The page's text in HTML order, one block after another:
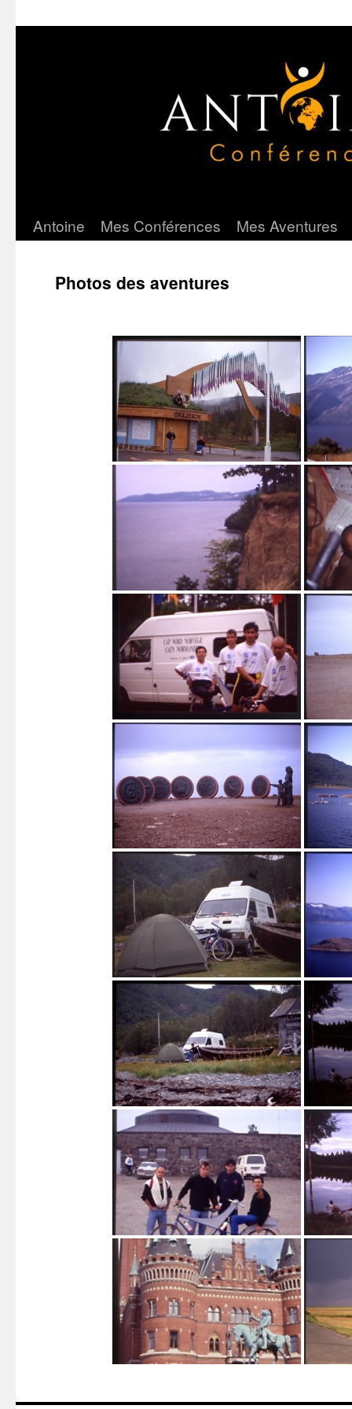
Aller
Antoine Mes Conférences Mes Aventures
Photos des aventures